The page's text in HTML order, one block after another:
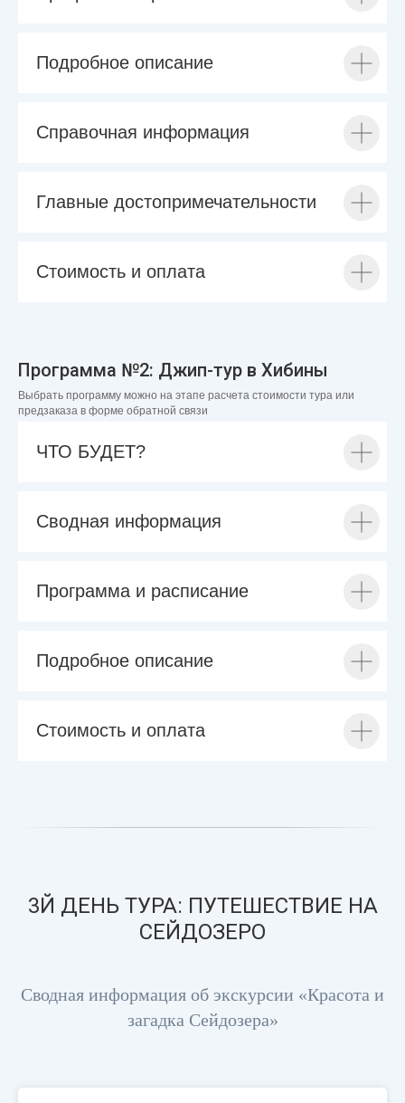
Подробное описание
Справочная информация
Главные достопримечательности
Стоимость и оплата
Программа №2: Джип-тур в Хибины
Выбрать программу можно на этапе расчета стоимости тура или
предзаказа в форме обратной связи
ЧТО БУДЕТ?
Сводная информация
Программа и расписание
Подробное описание
Стоимость и оплата
3Й ДЕНЬ ТУРА: ПУТЕШЕСТВИЕ НА
СЕЙДОЗЕРО
Сводная информация об экскурсии «Красота и
загадка Сейдозера»